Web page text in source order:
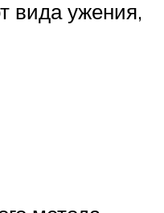
вида ужения,